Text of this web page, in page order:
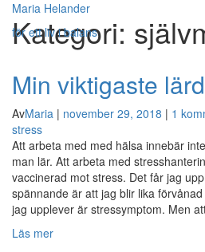
Maria Helander
för ett liv i balans
Kategori:
Min viktigaste
AvMaria | november 29, 2018 | 1
stress
Att arbeta med med hälsa innebär
man lär. Att arbeta med
vaccinerad mot stress. Det får jag
spännande är att jag blir lika
jag upplever är stressymptom. Men
Läs mer